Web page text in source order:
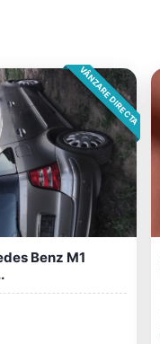
VÂNZARE DIRECTA
Benz M1